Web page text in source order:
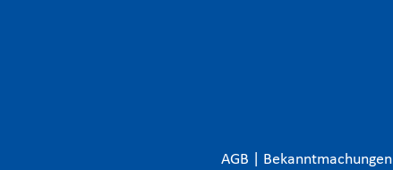
AGB
Bekanntmachungen